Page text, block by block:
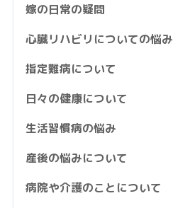
嫁の日常の疑問
心臓リハビリについての悩み
指定難病について
日々の健康について
生活習慣病の悩み
産後の悩みについて
病院や介護のことについて